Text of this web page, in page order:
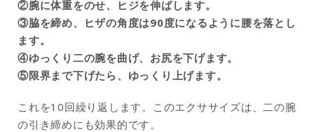
②腕に体重をのせ、ヒジを伸ばします。
③脇を締め、ヒザの角度は90度になるように腰を落とし
ます。
④ゆっくり二の腕を曲げ、お尻を下げます。
⑤限界まで下げたら、ゆっくり上げます。
これを10回繰り返します。このエクササイズは、二の腕
の引き締めにも効果的です。